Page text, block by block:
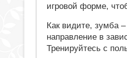
игровой форме,
Как видите, зумба
направление в
Тренируйтесь с